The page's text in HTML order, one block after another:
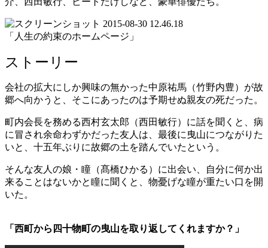
「人生の約束のホームページ」
ストーリー
会社の拡大にしか興味の無かった中原祐馬（竹野内豊）が故
郷へ向かうと、そこにあったのは予期せぬ親友の死だった。
町内会長を務める西村玄太郎（西田敏行）に話を聞くと、病
に冒され余命わずかだった友人は、最後に曳山につながりた
いと、十五年ぶりに故郷の土を踏んでいたという。
そんな友人の娘・瞳（髙橋ひかる）に出会い、自分に何か出
来ることはないかと瞳に聞くと、物憂げな瞳が重たい口を開
いた。
「西町から四十物町の曳山を取り返してくれますか？」